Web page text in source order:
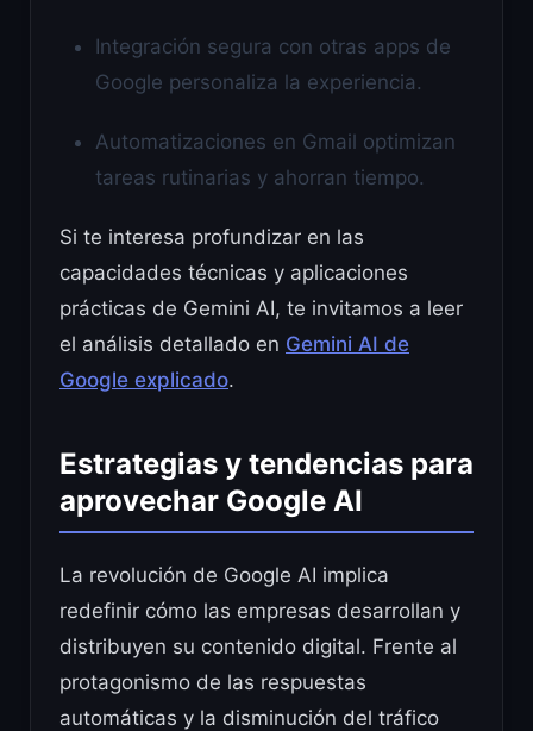
Integración segura con otras apps de
Google personaliza la experiencia.
Automatizaciones en Gmail optimizan
tareas rutinarias y ahorran tiempo.
Si te interesa profundizar en las
capacidades técnicas y aplicaciones
prácticas de Gemini AI, te invitamos a leer
el análisis detallado en Gemini AI de
Google explicado.
Estrategias y tendencias para
aprovechar Google AI
La revolución de Google AI implica
redefinir cómo las empresas desarrollan y
distribuyen su contenido digital. Frente al
protagonismo de las respuestas
automáticas y la disminución del tráfico